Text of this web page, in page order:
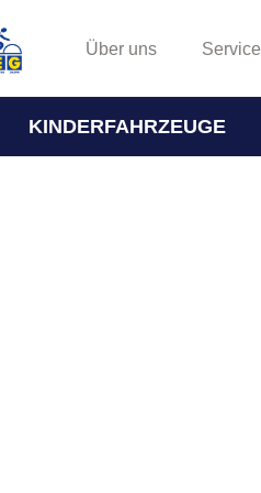
Über uns Service
KINDERFAHRZEUGE